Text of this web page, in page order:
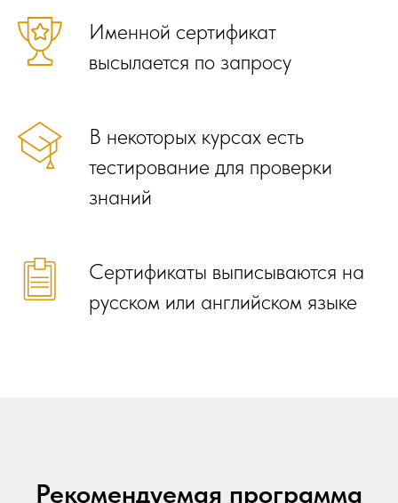
Именной сертификат
высылается по запросу
В некоторых курсах есть
тестирование для проверки
знаний
Сертификаты выписываются на
русском или английском языке
Рекомендуемая программа